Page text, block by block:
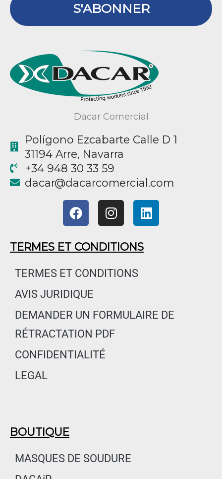
S'ABONNER
Dacar Comercial
Polígono Ezcabarte Calle D 1
31194 Arre, Navarra
+34 948 30 33 59
moc.laicremocracad
@racad
F
a
e
b
o
k
I
n
t
a
g
m
L
i
TERMES ET CONDITIONS
TERMES ET CONDITIONS
AVIS JURIDIQUE
DEMANDER UN FORMULAIRE DE
RÉTRACTATION PDF
CONFIDENTIALITÉ
LEGAL
BOUTIQUE
MASQUES DE SOUDURE